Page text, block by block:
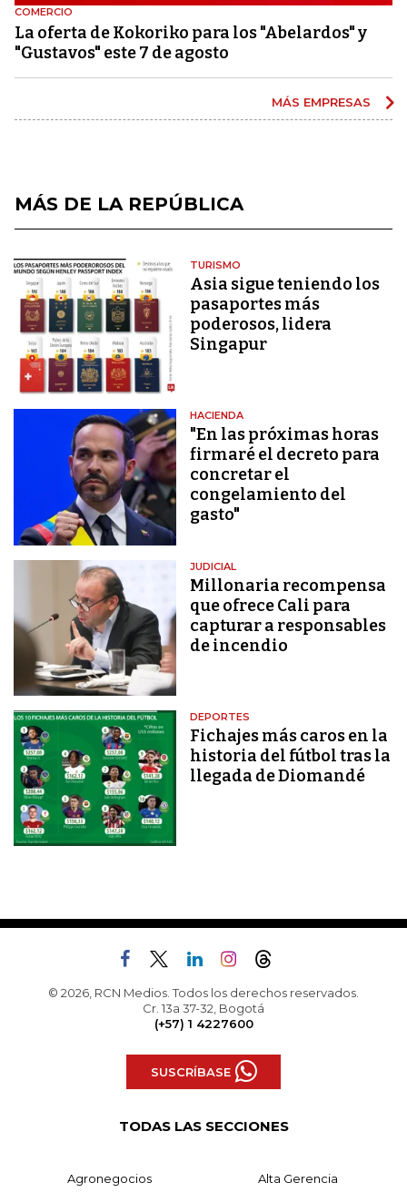
COMERCIO
La oferta de Kokoriko para los "Abelardos" y
"Gustavos" este 7 de agosto
MÁS EMPRESAS
MÁS DE LA REPÚBLICA
TURISMO
Asia sigue teniendo los
pasaportes más
poderosos, lidera
Singapur
HACIENDA
"En las próximas horas
firmaré el decreto para
concretar el
congelamiento del
gasto"
JUDICIAL
Millonaria recompensa
que ofrece Cali para
capturar a responsables
de incendio
DEPORTES
Fichajes más caros en la
historia del fútbol tras la
llegada de Diomandé
© 2026, RCN Medios. Todos los derechos reservados.
Cr. 13a 37-32, Bogotá
(+57) 1 4227600
SUSCRÍBASE
TODAS LAS SECCIONES
Agronegocios Alta Gerencia